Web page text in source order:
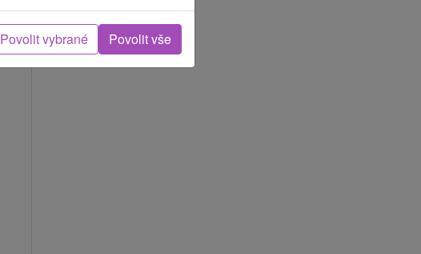
Povolit vybrané Povolit vše